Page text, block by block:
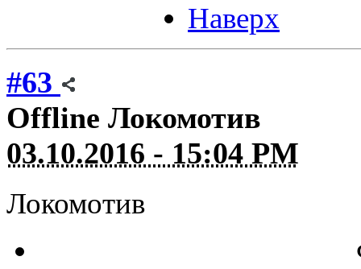
Наверх
#63
Offline Локомотив
03.10.2016 - 15:04 PM
Локомотив